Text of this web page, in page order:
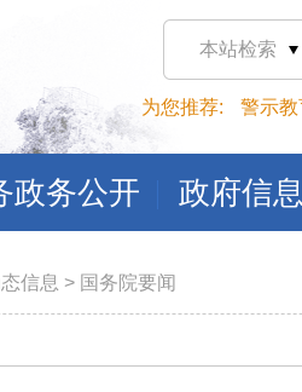
本站检索
为您推荐: 警示教
政务公开 政府信
信息 > 国务院要闻